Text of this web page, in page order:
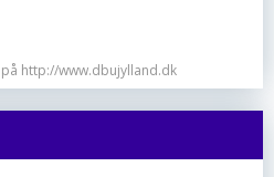
http://www.dbujylland.dk